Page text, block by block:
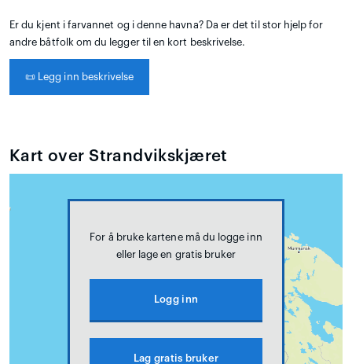
Er du kjent i farvannet og i denne havna? Da er det til stor hjelp for
andre båtfolk om du legger til en kort beskrivelse.
📜 Legg inn beskrivelse
Kart over Strandvikskjæret
For å bruke kartene må du logge inn
eller lage en gratis bruker
Logg inn
Lag gratis bruker